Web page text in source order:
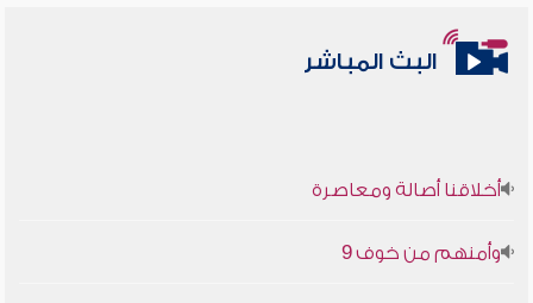
البث المباشر
أخلاقنا أصالة ومعاصرة
وأمنهم من خوف 9